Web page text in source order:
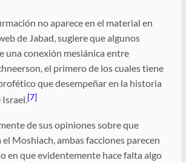
no aparece en el material en
de Jabad, sugiere que algunos
una conexión mesiánica entre
el primero de los cuales tiene
que desempeñar en la historia
Israel.[7]
de sus opiniones sobre que
el Moshiach, ambas facciones parecen
en que evidentemente hace falta algo